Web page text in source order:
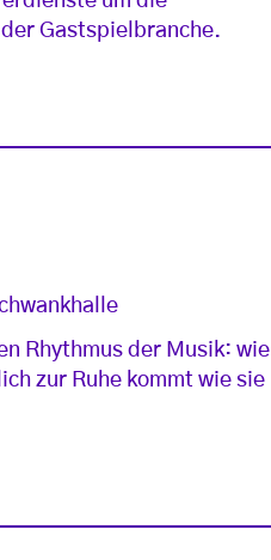
Gastspielbranche.
Rhythmus der Musik: wie
zur Ruhe kommt wie sie